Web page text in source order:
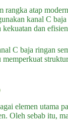
atap
kanal C
dan
C baja ringan
elemen utama
Oleh sebab itu,